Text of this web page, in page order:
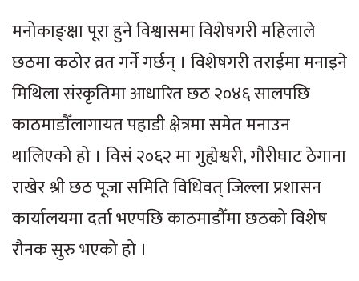
मनोकाङ्क्षा पूरा हुने विश्वासमा विशेषगरी महिलाले
छठमा कठोर व्रत गर्ने गर्छन् । विशेषगरी तराईमा मनाइने
मिथिला संस्कृतिमा आधारित छठ २०४६ सालपछि
काठमाडौँलागायत पहाडी क्षेत्रमा समेत मनाउन
थालिएको हो । विसं २०६२ मा गुह्येश्वरी, गौरीघाट ठेगाना
राखेर श्री छठ पूजा समिति विधिवत् जिल्ला प्रशासन
कार्यालयमा दर्ता भएपछि काठमाडौँमा छठको विशेष
रौनक सुरु भएको हो ।